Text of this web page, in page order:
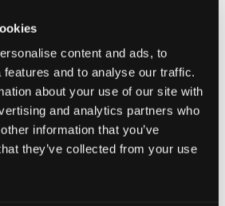
content and ads, to
and to analyse our traffic.
about your use of our site with
and analytics partners who
information that you’ve
they’ve collected from your use
164 cm 176 cm